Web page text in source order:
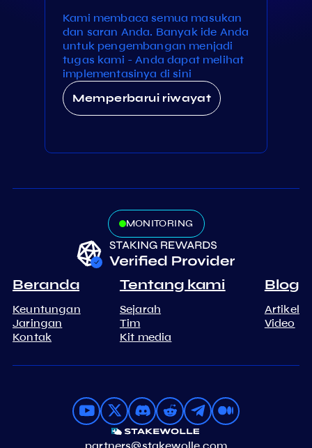
Kami membaca semua masukan
dan saran Anda. Banyak ide Anda
untuk pengembangan menjadi
tugas kami - Anda dapat melihat
implementasinya di sini
Memperbarui riwayat
MONITORING
Beranda
Keuntungan
Jaringan
Kontak
Tentang kami
Sejarah
Tim
Kit media
Blog
Artikel
Video
partners@stakewolle.com